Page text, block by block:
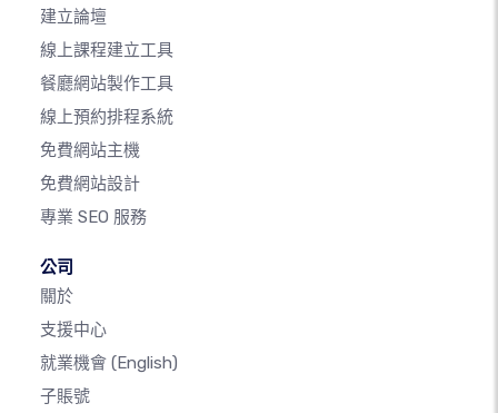
建立論壇
線上課程建立工具
餐廳網站製作工具
線上預約排程系統
免費網站主機
免費網站設計
專業 SEO 服務
公司
關於
支援中心
就業機會 (English)
子賬號